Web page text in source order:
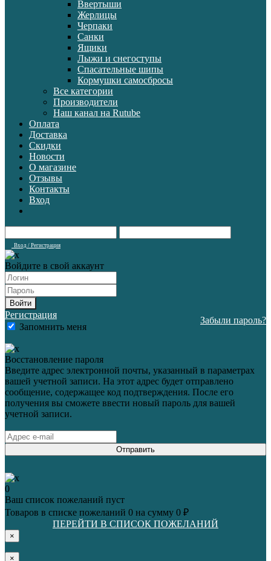
Ввертыши
Жерлицы
Черпаки
Санки
Ящики
Лыжи и снегоступы
Спасательные шипы
Кормушки самосбросы
Все категории
Производители
Наш канал на Rutube
Оплата
Доставка
Скидки
Новости
О магазине
Отзывы
Контакты
Вход
Вход / Регистрация
Войдите в свой аккаунт
Войти
Регистрация
Запомнить меня
Забыли пароль?
Восстановление пароля
Введите адрес электронной почты, указанный в параметрах
вашей учетной записи. На этот адрес будет отправлено
сообщение, содержащее код подтверждения. После его
получения вы сможете ввести новый пароль для вашей
учетной записи.
Отправить
0
Ваш список пожеланий пуст
Товаров в списке пожеланий 0 на сумму 0 ₽
ПЕРЕЙТИ В СПИСОК ПОЖЕЛАНИЙ
×
×